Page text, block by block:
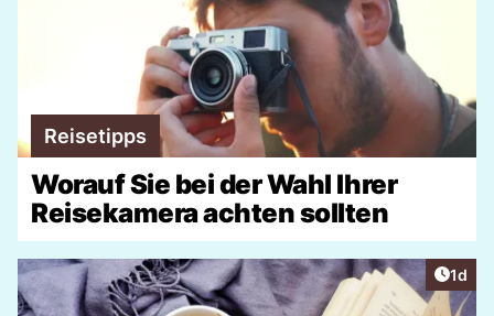
Reisetipps
Worauf Sie bei der Wahl Ihrer
Reisekamera achten sollten
1d